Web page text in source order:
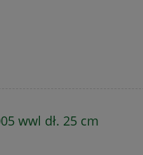
wwl dł. 25 cm